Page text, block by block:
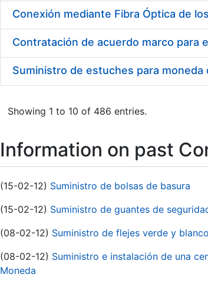
Suministro de estuches para moneda
Showing 1 to 10 of 486 entries.
Information on past
(15-02-12) Suministro de bolsas de basura
(15-02-12) Suministro de guantes de
(08-02-12) Suministro de flejes verde y blanco
(08-02-12) Suministro e instalación de una
Moneda